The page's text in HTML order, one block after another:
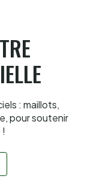
: maillots,
pour soutenir